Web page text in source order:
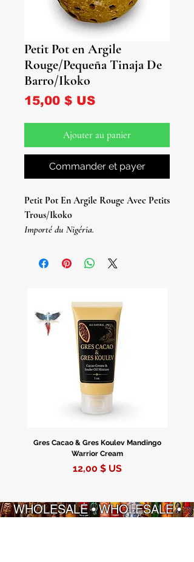
Petit Pot en Argile
Rouge/Pequeña Tinaja De
Barro/Ikoko
15,00 $ USPrix
Ajouter au panier
Commander et payer
Petit Pot En Argile Rouge Avec Petits
Trous/Ikoko
Importé du Nigéria.
Pequeña Tinaja De Barro Con
Gres Cacao & Gres Koulev Mandingo
Warrior Cream
Prix
12,00 $ US
WHOLESALE • WHOLESALE •